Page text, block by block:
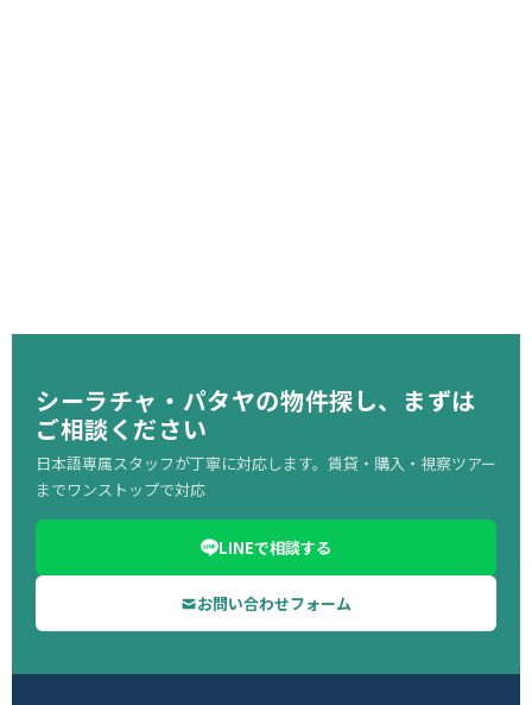
シーラチャ・パタヤの物件探し、まずは
ご相談ください
日本語専属スタッフが丁寧に対応します。賃貸・購入・視察ツアー
までワンストップで対応
LINEで相談する
お問い合わせフォーム